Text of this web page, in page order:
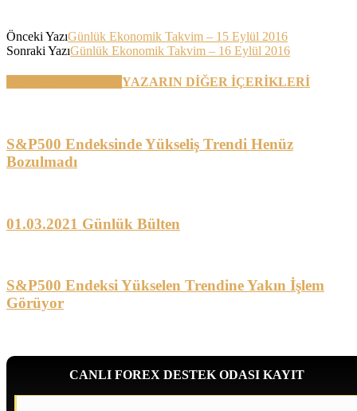
Önceki YazıGünlük Ekonomik Takvim – 15 Eylül 2016
Sonraki YazıGünlük Ekonomik Takvim – 16 Eylül 2016
YAZARIN DİĞER İÇERİKLERİ
S&P500 Endeksinde Yükseliş Trendi Henüz
Bozulmadı
01.03.2021 Günlük Bülten
S&P500 Endeksi Yükselen Trendine Yakın İşlem
Görüyor
CANLI FOREX DESTEK ODASI KAYIT